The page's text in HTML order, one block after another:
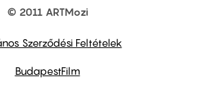
© 2011 ARTMozi
Szerződési Feltételek
BudapestFilm